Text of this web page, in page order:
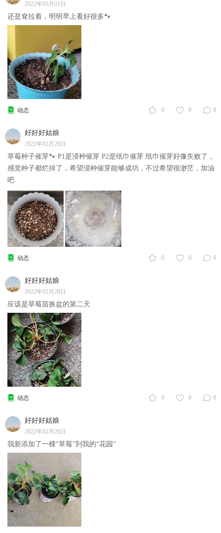
2022年03月01日
还是耷拉着，明明早上看好很多🐾
0 0 0
动态
好好好姑娘
2022年02月28日
草莓种子催芽🐾 P1是浸种催芽 P2是纸巾催芽 纸巾催芽好像失败了，
感觉种子都烂掉了，希望浸种催芽能够成功，不过希望很渺茫，加油
吧
0 0 0
动态
好好好姑娘
2022年02月28日
应该是草莓苗换盆的第二天
0 0 0
动态
好好好姑娘
2022年02月26日
我新添加了一棵“草莓”到我的“花园”